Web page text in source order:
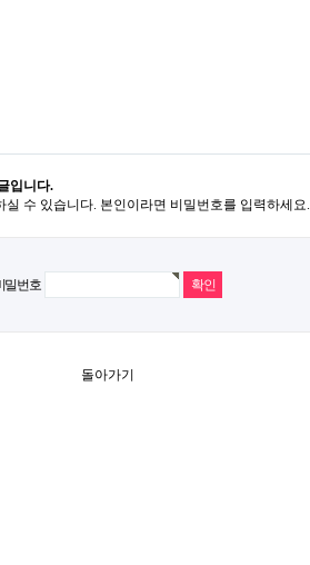
입니다.
실 수 있습니다. 본인이라면 비밀번호를 입력하세요.
밀번호
돌아가기